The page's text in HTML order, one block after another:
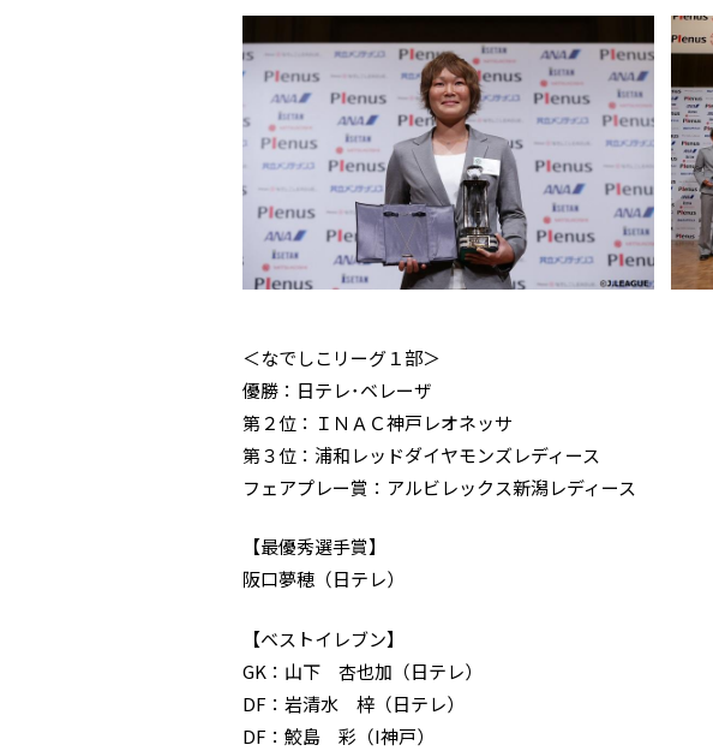
＜なでしこリーグ１部＞
優勝：日テレ･ベレーザ
第２位：ＩＮＡＣ神戸レオネッサ
第３位：浦和レッドダイヤモンズレディース
フェアプレー賞：アルビレックス新潟レディース
【最優秀選手賞】
阪口夢穂（日テレ）
【ベストイレブン】
GK：山下 杏也加（日テレ）
DF：岩清水 梓（日テレ）
DF：鮫島 彩（I神戸）